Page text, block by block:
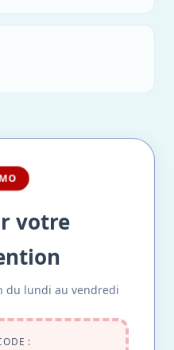
votre
du lundi au vendredi
: